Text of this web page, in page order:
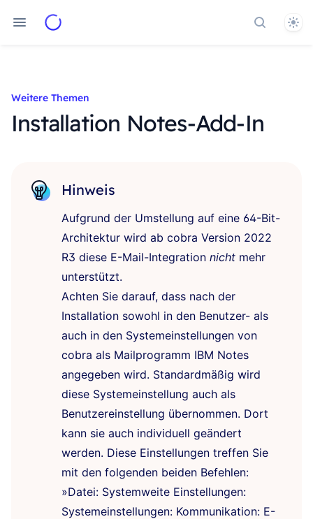
Weitere Themen
Installation Notes-Add-In
Hinweis
Aufgrund der Umstellung auf eine 64-Bit-
Architektur wird ab cobra Version 2022
R3 diese E-Mail-Integration nicht mehr
unterstützt.
Achten Sie darauf, dass nach der
Installation sowohl in den Benutzer- als
auch in den Systemeinstellungen von
cobra als Mailprogramm IBM Notes
angegeben wird. Standardmäßig wird
diese Systemeinstellung auch als
Benutzereinstellung übernommen. Dort
kann sie auch individuell geändert
werden. Diese Einstellungen treffen Sie
mit den folgenden beiden Befehlen:
»Datei: Systemweite Einstellungen:
Systemeinstellungen: Kommunikation: E-